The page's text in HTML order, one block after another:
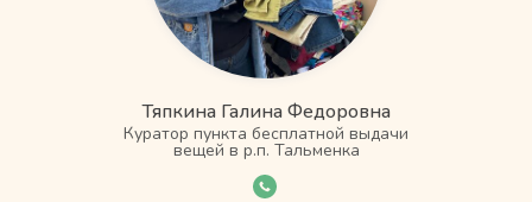
Тяпкина Галина Федоровна
Куратор пункта бесплатной выдачи
вещей в р.п. Тальменка